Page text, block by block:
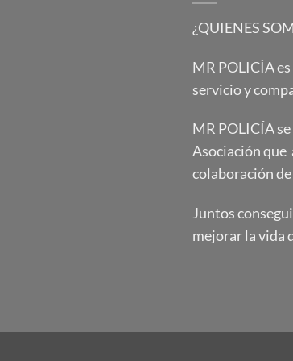
¿QUIENES
MR POLICÍA
servicio y
MR POLICÍA
Asociación que
colaboración
Juntos
mejorar la vida